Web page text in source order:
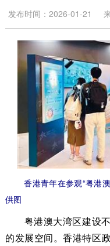
发布时间：2026-01-21
香港青年在参观“粤港
供图
粤港澳大湾区建设不
的发展空间。香港特区